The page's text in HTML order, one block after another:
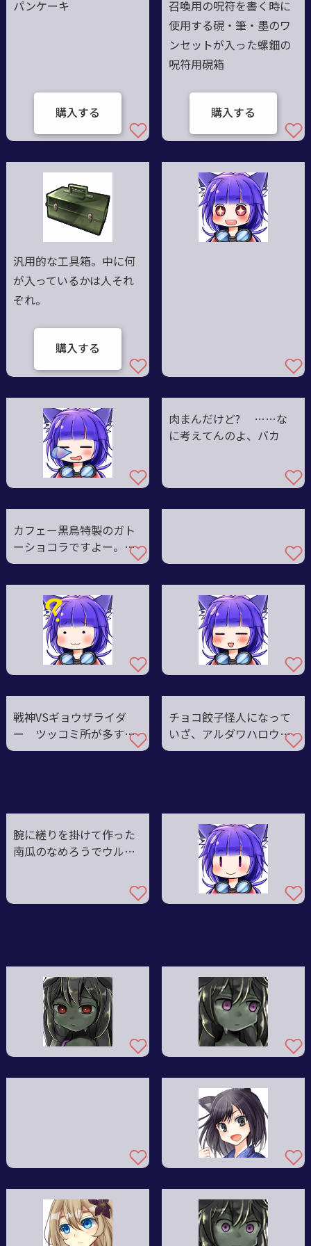
パンケーキ
購入する
召喚用の呪符を書く時に
使用する硯・筆・墨のワ
ンセットが入った螺鈿の
呪符用硯箱
購入する
汎用的な工具箱。中に何
が入っているかは人それ
ぞれ。
購入する
肉まんだけど? ……な
に考えてんのよ、バカ
カフェー黒鳥特製のガト
ーショコラですよー。え
へへ
戦神VSギョウザライダ
ー ツッコミ所が多すぎ
て晩秋
チョコ餃子怪人になって
いざ、アルダワハロウィ
ンへ
腕に縒りを掛けて作った
南瓜のなめろうでウルシ